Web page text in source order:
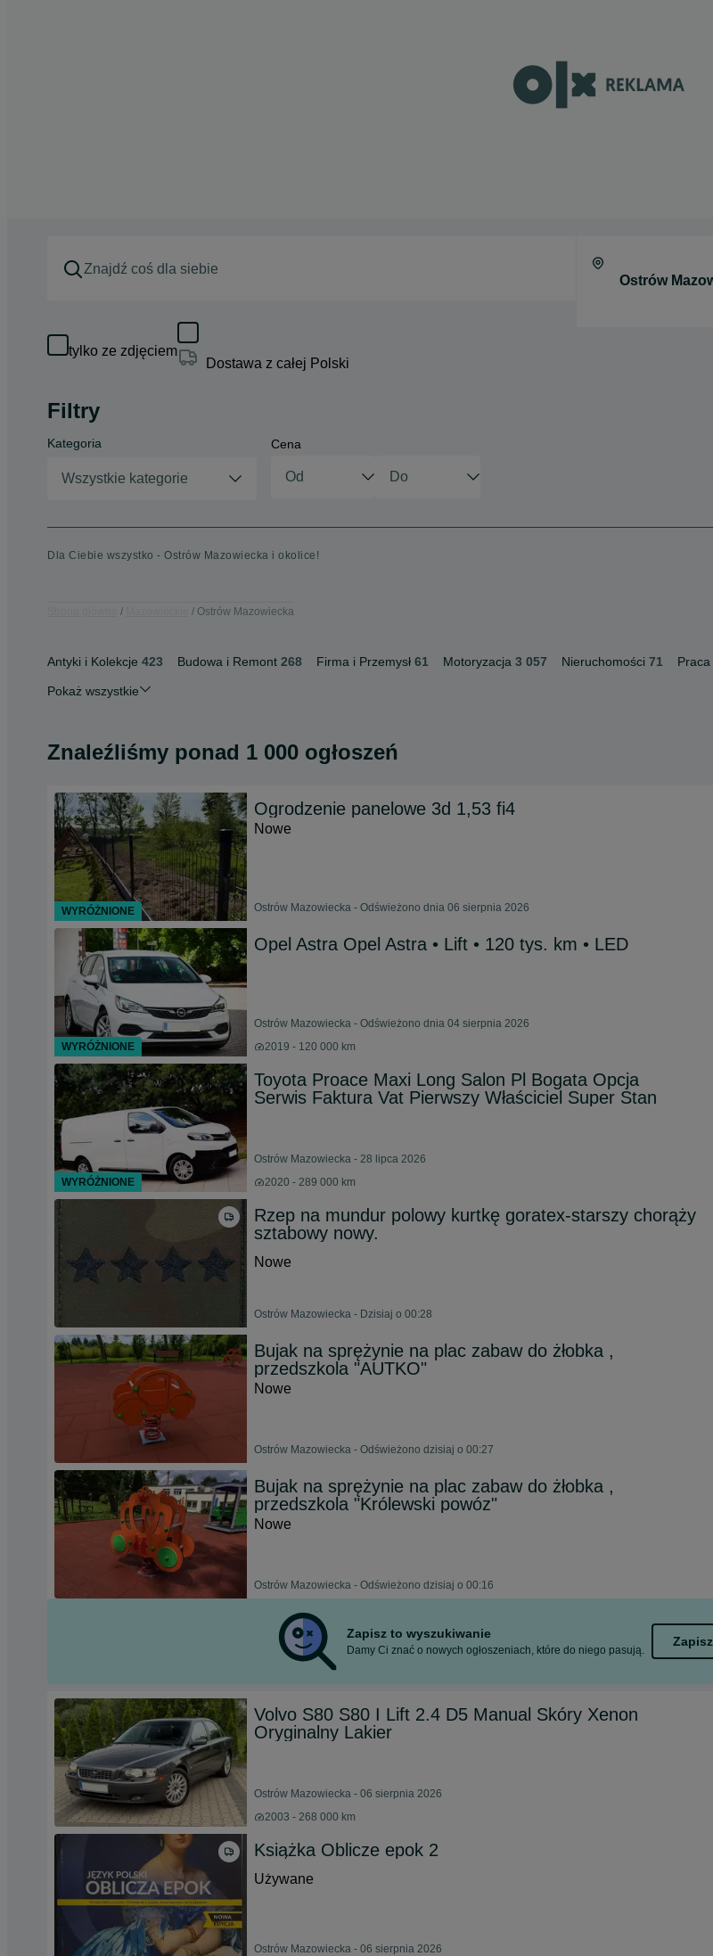
tylko ze zdjęciem
Dostawa z całej Polski
Filtry
Kategoria
Wszystkie kategorie
Cena
Dla Ciebie wszystko - Ostrów Mazowiecka i okolice!
Ostrów Mazowiecka
Antyki i Kolekcje 423 Budowa i Remont 268 Firma i Przemysł 61 Motoryzacja 3 057 Nieruchomości 71 Praca
Pokaż wszystkie
Znaleźliśmy ponad 1 000 ogłoszeń
Ogrodzenie panelowe 3d 1,53 fi4
Nowe
Ostrów Mazowiecka - Odświeżono dnia 06 sierpnia 2026
Opel Astra Opel Astra • Lift • 120 tys. km • LED
Ostrów Mazowiecka - Odświeżono dnia 04 sierpnia 2026
2019 - 120 000 km
Toyota Proace Maxi Long Salon Pl Bogata Opcja
Serwis Faktura Vat Pierwszy Właściciel Super Stan
Ostrów Mazowiecka - 28 lipca 2026
2020 - 289 000 km
Rzep na mundur polowy kurtkę goratex-starszy chorąży
sztabowy nowy.
Nowe
Ostrów Mazowiecka - Dzisiaj o 00:28
Bujak na sprężynie na plac zabaw do żłobka ,
przedszkola "AUTKO"
Nowe
Ostrów Mazowiecka - Odświeżono dzisiaj o 00:27
Bujak na sprężynie na plac zabaw do żłobka ,
przedszkola "Królewski powóz"
Nowe
Ostrów Mazowiecka - Odświeżono dzisiaj o 00:16
Zapisz to wyszukiwanie
Damy Ci znać o nowych ogłoszeniach, które do niego pasują.
Zapisz
Volvo S80 S80 I Lift 2.4 D5 Manual Skóry Xenon
Oryginalny Lakier
Ostrów Mazowiecka - 06 sierpnia 2026
2003 - 268 000 km
Książka Oblicze epok 2
Używane
Ostrów Mazowiecka - 06 sierpnia 2026
WYRÓŻNIONE
WYRÓŻNIONE
WYRÓŻNIONE